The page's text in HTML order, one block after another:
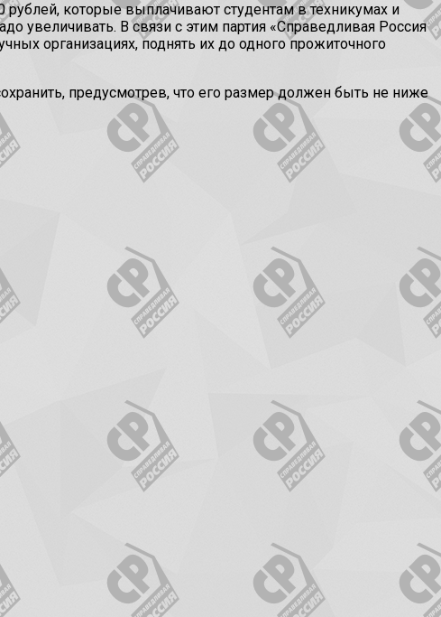
которые выплачивают студентам в техникумах и
увеличивать. В связи с этим партия «Справедливая Россия
организациях, поднять их до одного прожиточного
предусмотрев, что его размер должен быть не ниже